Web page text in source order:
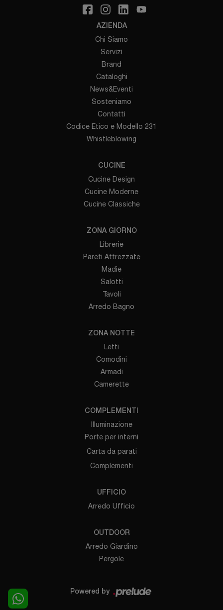
AZIENDA
Chi Siamo
Servizi
Brand
Cataloghi
News&Eventi
Sosteniamo
Contatti
Codice Etico e Modello 231
Whistleblowing
CUCINE
Cucine Design
Cucine Moderne
Cucine Classiche
ZONA GIORNO
Librerie
Pareti Attrezzate
Madie
Salotti
Tavoli
Arredo Bagno
ZONA NOTTE
Letti
Comodini
Armadi
Camerette
COMPLEMENTI
Illuminazione
Porte per interni
Carta da parati
Complementi
UFFICIO
Arredo Ufficio
OUTDOOR
Arredo Giardino
Pergole
Powered by